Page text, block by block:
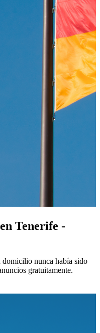
Tenerife -
nunca había sido
gratuitamente.